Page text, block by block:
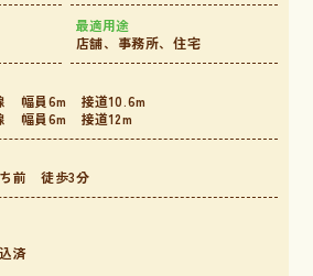
最適用途
店舗、事務所、住宅
幅員6m 接道10.6m
幅員6m 接道12m
ち前 徒歩3分
済